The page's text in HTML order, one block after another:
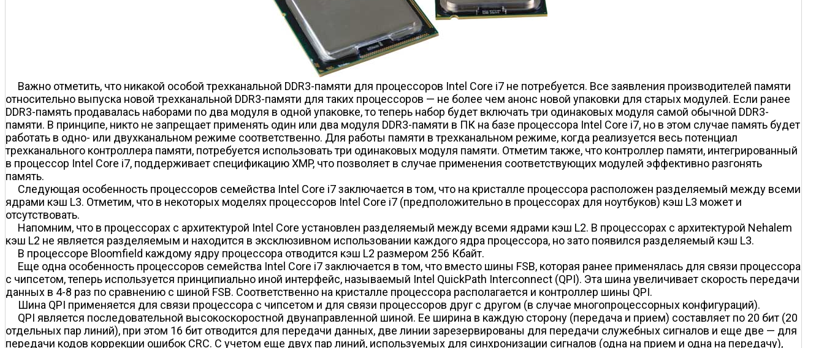
Важно отметить, что никакой особой трехканальной DDR3-памяти для процессоров Intel Core i7 не потребуется. Все заявления производителей памяти
относительно выпуска новой трехканальной DDR3-памяти для таких процессоров — не более чем анонс новой упаковки для старых модулей. Если ранее
DDR3-память продавалась наборами по два модуля в одной упаковке, то теперь набор будет включать три одинаковых модуля самой обычной DDR3-
памяти. В принципе, никто не запрещает применять один или два модуля DDR3-памяти в ПК на базе процессора Intel Core i7, но в этом случае память будет
работать в одно- или двухканальном режиме соответственно. Для работы памяти в трехканальном режиме, когда реализуется весь потенциал
трехканального контроллера памяти, потребуется использовать три одинаковых модуля памяти. Отметим также, что контроллер памяти, интегрированный
в процессор Intel Core i7, поддерживает спецификацию XMP, что позволяет в случае применения соответствующих модулей эффективно разгонять
память.
Следующая особенность процессоров семейства Intel Core i7 заключается в том, что на кристалле процессора расположен разделяемый между всеми
ядрами кэш L3. Отметим, что в некоторых моделях процессоров Intel Core i7 (предположительно в процессорах для ноутбуков) кэш L3 может и
отсутствовать.
Напомним, что в процессорах с архитектурой Intel Core установлен разделяемый между всеми ядрами кэш L2. В процессорах с архитектурой Nehalem
кэш L2 не является разделяемым и находится в эксклюзивном использовании каждого ядра процессора, но зато появился разделяемый кэш L3.
В процессоре Bloomfield каждому ядру процессора отводится кэш L2 размером 256 Кбайт.
Еще одна особенность процессоров семейства Intel Core i7 заключается в том, что вместо шины FSB, которая ранее применялась для связи процессора
с чипсетом, теперь используется принципиально иной интерфейс, называемый Intel QuickPath Interconnect (QPI). Эта шина увеличивает скорость передачи
данных в 4-8 раз по сравнению с шиной FSB. Соответственно на кристалле процессора располагается и контроллер шины QPI.
Шина QPI применяется для связи процессора с чипсетом и для связи процессоров друг с другом (в случае многопроцессорных конфигураций).
QPI является последовательной высокоскоростной двунаправленной шиной. Ее ширина в каждую сторону (передача и прием) составляет по 20 бит (20
отдельных пар линий), при этом 16 бит отводится для передачи данных, две линии зарезервированы для передачи служебных сигналов и еще две — для
передачи кодов коррекции ошибок CRC. C учетом еще двух пар линий, используемых для синхронизации сигналов (одна на прием и одна на передачу),